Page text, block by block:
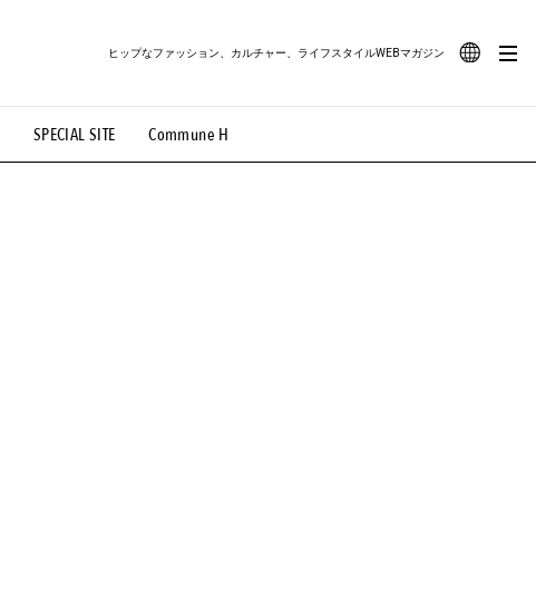
SPECIAL SITE Commune H
ヒップなファッション、カルチャー、ライフスタイルWEBマガジン
#路地裏てぃーん。 #MONTHLY JOURNAL
#MOVIE #LIFESTYLE #SNEAKER #OUTDOOR